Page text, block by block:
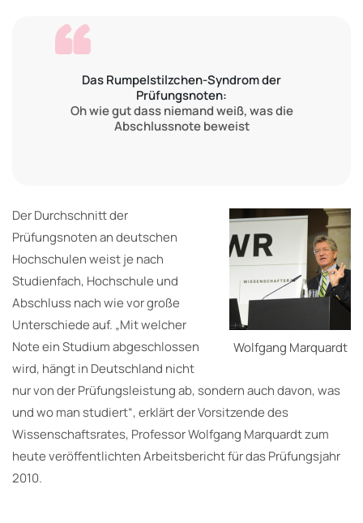
Das Rumpelstilzchen-Syndrom der
Prüfungsnoten:
Oh wie gut dass niemand weiß, was die
Abschlussnote beweist
Wolfgang Marquardt
Der Durchschnitt der
Prüfungsnoten an deutschen
Hochschulen weist je nach
Studien­fach, Hochschule und
Abschluss nach wie vor große
Unterschiede auf. „Mit welcher
Note ein Studium abgeschlossen
wird, hängt in Deutschland nicht
nur von der Prü­fungsleistung ab, sondern auch davon, was
und wo man studiert“, erklärt der Vorsit­zende des
Wissenschaftsrates, Professor Wolfgang Marquardt zum
heute veröffentlich­ten Arbeitsbericht für das Prüfungsjahr
2010.